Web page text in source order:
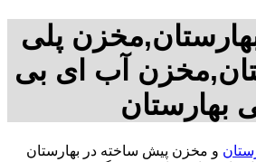
پلی
آب ای بی
بهارستان
و مخزن پیش ساخته در بهارستان